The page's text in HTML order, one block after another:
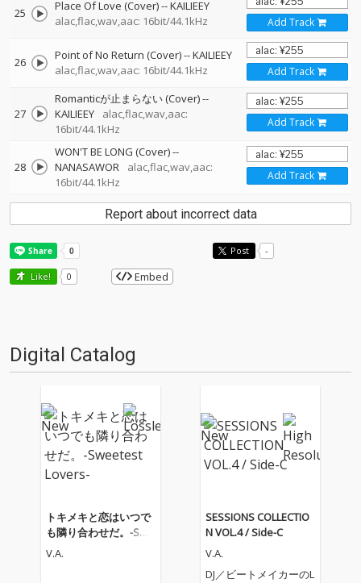
25 Place Of Love (Cover)--KAILIEEY
alac,flac,wav,aac: 16bit/44.1kHz
Add Track
26 Point of No Return (Cover)--KAILIEEY
alac,flac,wav,aac: 16bit/44.1kHz
Add Track
27
Romanticが止まらない (Cover)--
KAILIEEY
alac,flac,wav,aac:
16bit/44.1kHz
Add Track
28
WON'T BE LONG (Cover)--
NANASAWOR
alac,flac,wav,aac:
16bit/44.1kHz
Add Track
Report about incorrect data
Post -
Like! 0 Embed
Digital Catalog
トキメキと恋はいつで
も隣り合わせだ。-Swe
etest Lovers-
V.A.
SESSIONS COLLECTIO
N VOL.4 / Side-C
V.A.
DJ／ビートメイカーのL